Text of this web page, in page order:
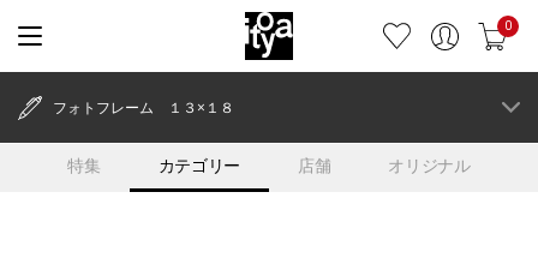
0
特集 カテゴリー 店舗 オリジナル
フォトフレーム １３×１８